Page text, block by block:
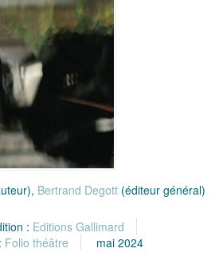
Bertrand Degott (éditeur général)
: Editions Gallimard
Folio théâtre mai 2024